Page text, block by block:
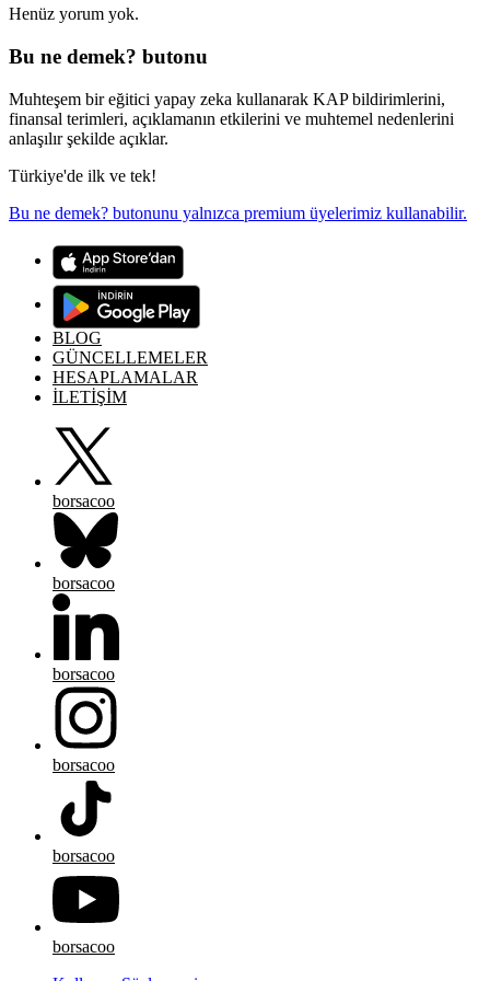
Henüz yorum yok.
Bu ne demek? butonu
Muhteşem bir eğitici yapay zeka kullanarak KAP bildirimlerini,
finansal terimleri, açıklamanın etkilerini ve muhtemel nedenlerini
anlaşılır şekilde açıklar.
Türkiye'de ilk ve tek!
Bu ne demek? butonunu yalnızca premium üyelerimiz kullanabilir.
BLOG
GÜNCELLEMELER
HESAPLAMALAR
İLETİŞİM
borsacoo
borsacoo
borsacoo
borsacoo
borsacoo
borsacoo